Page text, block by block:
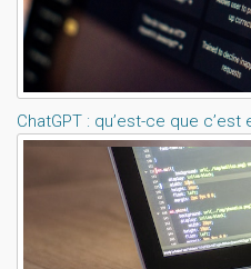
ChatGPT : qu’est-ce que